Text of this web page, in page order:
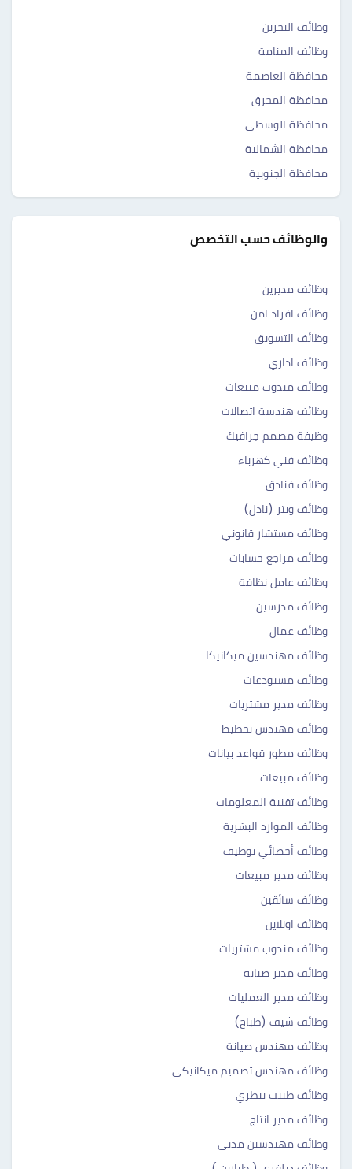
وظائف البحرين
وظائف المنامة
محافظة العاصمة
محافظة المحرق
محافظة الوسطى
محافظة الشمالية
محافظة الجنوبية
والوظائف حسب التخصص
وظائف مديرين
وظائف افراد امن
وظائف التسويق
وظائف اداري
وظائف مندوب مبيعات
وظائف هندسة اتصالات
وظيفة مصمم جرافيك
وظائف فني كهرباء
وظائف فنادق
وظائف ويتر (نادل)
وظائف مستشار قانوني
وظائف مراجع حسابات
وظائف عامل نظافة
وظائف مدرسين
وظائف عمال
وظائف مهندسين ميكانيكا
وظائف مستودعات
وظائف مدير مشتريات
وظائف مهندس تخطيط
وظائف مطور قواعد بيانات
وظائف مبيعات
وظائف تقنية المعلومات
وظائف الموارد البشرية
وظائف أخصائي توظيف
وظائف مدير مبيعات
وظائف سائقين
وظائف اونلاين
وظائف مندوب مشتريات
وظائف مدير صيانة
وظائف مدير العمليات
وظائف شيف (طباخ)
وظائف مهندس صيانة
وظائف مهندس تصميم ميكانيكي
وظائف طبيب بيطري
وظائف مدير انتاج
وظائف مهندسين مدنى